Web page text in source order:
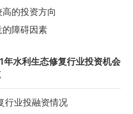
的投资方向
的障碍因素
水利生态修复行业投资机会
行业投融资情况